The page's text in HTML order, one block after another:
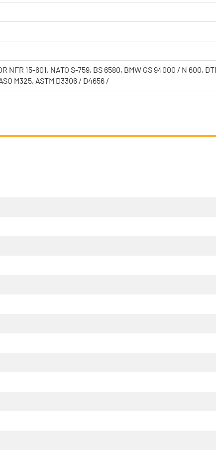
NFR 15-601, NATO S-759, BS 6580, BMW GS 94000 / N 600,
M325, ASTM D3306 / D4656 /